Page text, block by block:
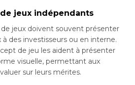
jeux indépendants
jeux doivent souvent présenter
à des investisseurs ou en interne.
de jeu les aident à présenter
visuelle, permettant aux
sur leurs mérites.